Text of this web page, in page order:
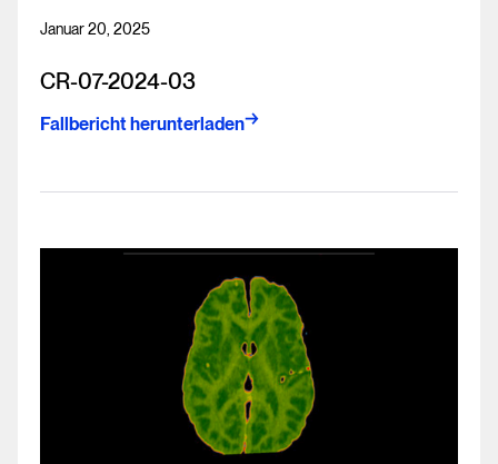
Januar 20, 2025
CR-07-2024-03
Fallbericht herunterladen